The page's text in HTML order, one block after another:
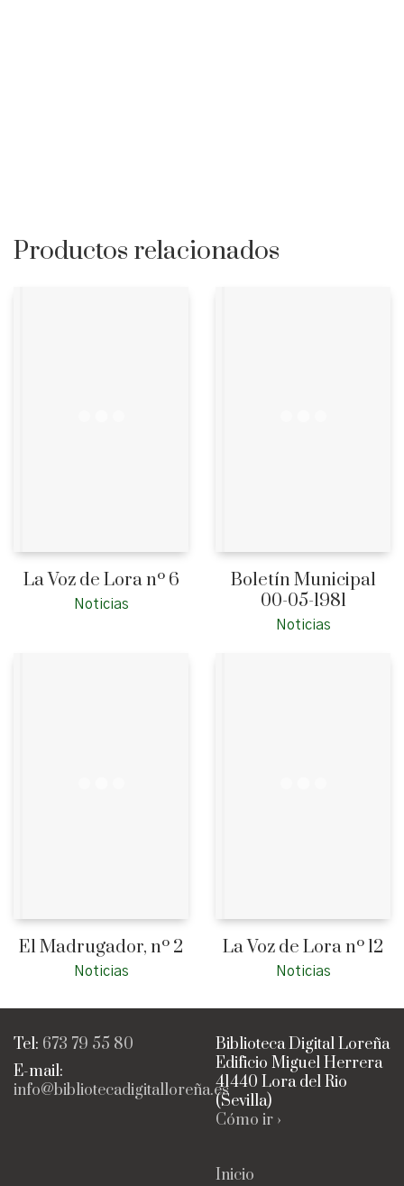
Productos relacionados
La Voz de Lora nº 6
Noticias
Boletín Municipal
00-05-1981
Noticias
El Madrugador, nº 2
Noticias
La Voz de Lora nº 12
Noticias
Tel: 673 79 55 80
E-mail:
info@bibliotecadigitalloreña.es
Biblioteca Digital Loreña
Edificio Miguel Herrera
41440 Lora del Rio
(Sevilla)
Cómo ir ›
Inicio